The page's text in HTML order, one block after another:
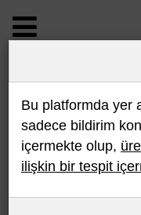
BİLDİRİM
Son 10 Bildirim
Bu platformda yer
sadece bildirim
içermekte olup,
ilişkin bir tespit